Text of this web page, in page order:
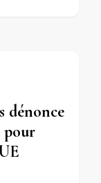
dénonce
pour